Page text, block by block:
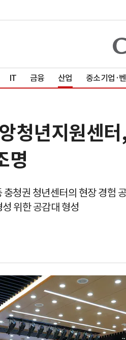
IT 금융 산업 중소기업·
청년지원센
명
청권 청년센터의 현장 경험
위한 공감대 형성